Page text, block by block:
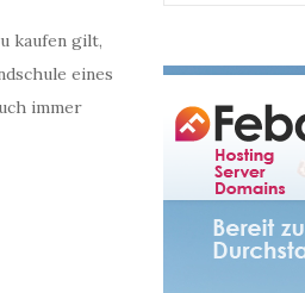
kaufen gilt,
eines
immer